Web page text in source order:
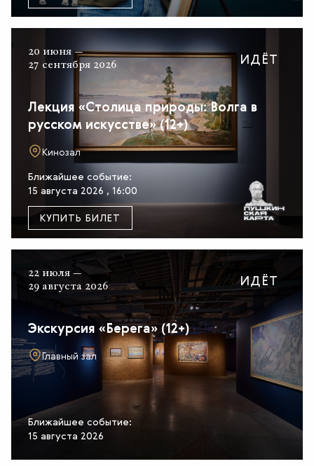
20 июня —
27 сентября 2026
Лекция «Столица природы: Волга в
русском искусстве» (12+)
Кинозал
Ближайшее событие:
15 августа 2026 , 16:00
КУПИТЬ БИЛЕТ
ИДЁТ
22 июля —
29 августа 2026
Экскурсия «Берега» (12+)
Главный зал
Ближайшее событие:
15 августа 2026
ИДЁТ